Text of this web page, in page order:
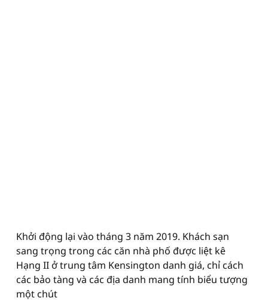
Khởi động lại vào tháng 3 năm 2019. Khách sạn
sang trọng trong các căn nhà phố được liệt kê
Hạng II ở trung tâm Kensington danh giá, chỉ cách
các bảo tàng và các địa danh mang tính biểu tượng
một chút